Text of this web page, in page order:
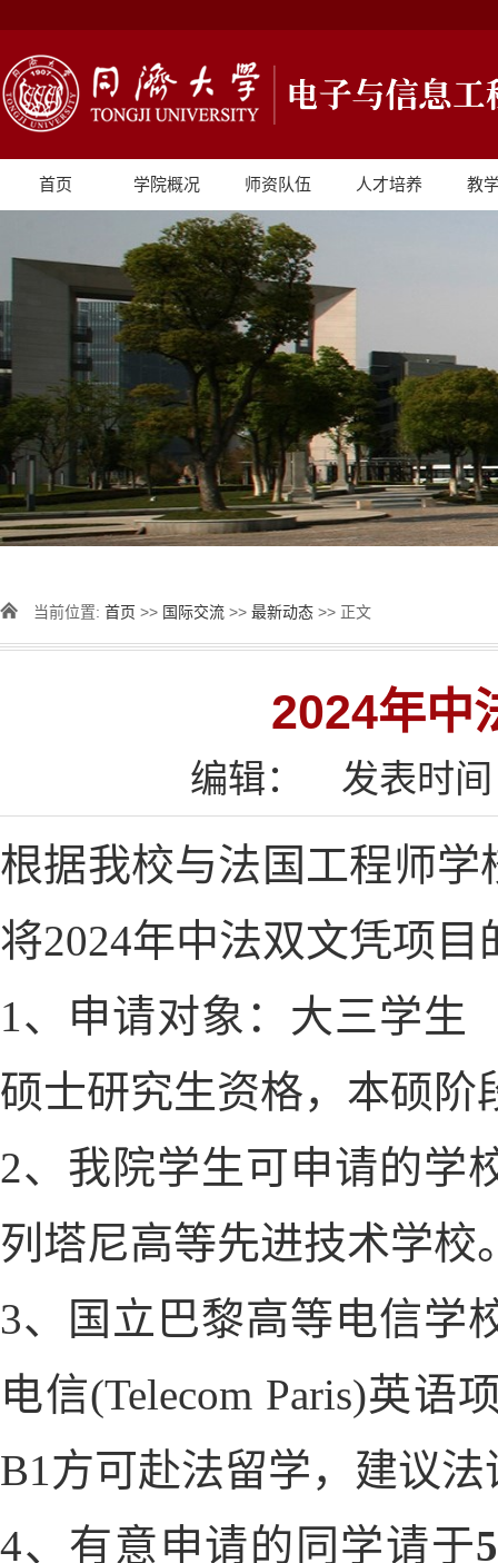
首页 学院概况 师资队伍 人才培养 教
当前位置: 首页 >> 国际交流 >> 最新动态 >> 正文
2024年中
编辑： 发表时
根据我校与法国工程师
将2024年中法双文凭项
1、申请对象：大三学生
硕士研究生资格，本硕阶
2、我院学生可申请的学
列塔尼高等先进技术学
3、国立巴黎高等电信学
电信(Telecom Paris)英
B1方可赴法留学，建议
4、有意申请的同学请于